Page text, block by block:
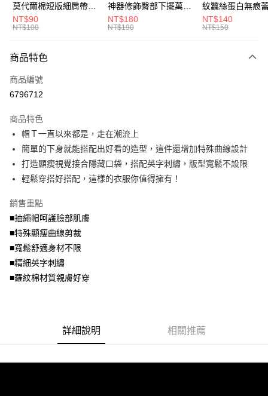
Google Pay
全盈+PAY
大哥付你分期
【大哥付你分期使用說明】
1.本服務由台灣大哥大提供，台灣大哥大用戶可立即使用無須另外申請。
流程，驗證手機門號後，選擇欲分期的期數、繳款截止日，確認付款後即完
成交易。
3.實際核准額度、可分期數及費用金額請依後續交易確認頁面所載為準。
4.訂單成立30分鐘內，如未前往確認交易或遇審核未通過，訂單將自動取
法說明評估內容。
【繳款方式說明】
醒簡訊。
帳／街口支付／iPASS MONEY」等通路繳費。
【注意事項】
1.本服務係由「台灣大哥大股份有限公司」（以下簡稱本公司）所提供，讓
用戶於交易時，得透過本服務購買商品或服務，並由商店將買賣／分期付款
買賣價金債權讓與本公司後，依約使用本公司帳單繳交帳款。
AFTEE先享後付
【關於「AFTEE先享後付」】
AFTEE先享後付是「在收到商品之後才付款」的支付方式。 讓您購物簡單
便利好安心！
１．簡單：不需註冊會員、不需綁卡、不需儲值。
２．便利：只要手機號碼，簡訊認證，即可結帳。
３．安心：先確認商品／服務後，再付款。
１．於結帳方式選擇「AFTEE先享後付」後，將跳轉至「AFTEE先享後付」
結帳頁面，進行簡訊認證並確認金額後，即可完成結帳。
３．收到繳費通知簡訊後14天內，點擊此簡訊中的連結，可透過四大超商／
ATM／網路銀行／等多元方式進行付款，方視為交易完成。
※ 請注意：結帳手續完成當下不需立刻繳費，但若您需要取消訂單，請聯絡
購買商品的店家。未經商家同意取消之訂單仍視為有效，需透過AFTEE先享
後付繳納相關費用。
１．透過由恩沛科技股份有限公司提供之「AFTEE先享後付」服務完成之交
ATM付款
全家取貨付款
付款後全家取貨
每筆NT$70，滿NT$699(含以上)免運費
7-11取貨付款
每筆NT$70，滿NT$799(含以上)免運費
每筆NT$100，滿NT$1,000(含以上)免運費
莫代爾棉短版細肩帶素
色背心(白.黑.灰L-2L)-
U582眼圈熊中大尺碼
NT$90
NT$100
神器修飾臀部下擺萬用
內搭裙/遮臀裙(黑2L-
6L)-Q155眼圈熊中大
NT$180
NT$190
紋蠶絲蛋白無痕
角內褲(白.粉.藍.
3L)-L28眼圈熊中
NT$140
NT$150
商品特色
商品編號
6796712
商品特色
帽Ｔ一直以來都是，走在潮流上
簡單的下身就能搭配出好看的造型，這件還增加特殊曲線設計
打造顯瘦視覺接合隱藏口袋，搭配英字刺繡，版型寬鬆不設限
輕鬆穿搭好搭配，這樣的衣服你值得擁有！
銷售重點
■抽繩帽呵護臉部肌膚
■特殊顯瘦曲線剪裁
■寬鬆舒適身材不限
■精細英字刺繡
■羅紋棉材質親膚好穿
詳細說明 相關推薦